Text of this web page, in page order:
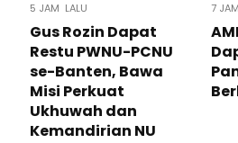
5 JAM LALU
Gus Rozin Dapat
Restu PWNU-PCNU
se-Banten, Bawa
Misi Perkuat
Ukhuwah dan
Kemandirian NU
7